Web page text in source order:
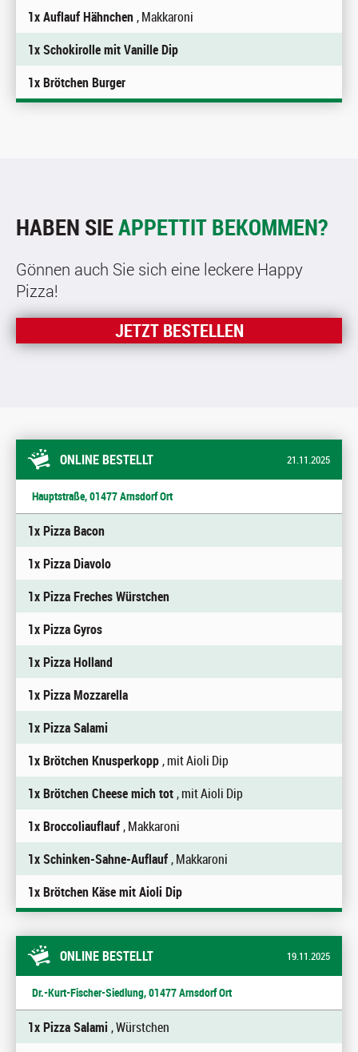
1x Auflauf Hähnchen, Makkaroni
1x Schokirolle mit Vanille Dip
1x Brötchen Burger
HABEN SIEAPPETTIT BEKOMMEN?
Gönnen auch Sie sich eine leckere Happy
Pizza!
JETZT BESTELLEN
ONLINE BESTELLT 21.11.2025
Hauptstraße, 01477 Arnsdorf Ort
1x Pizza Bacon
1x Pizza Diavolo
1x Pizza Freches Würstchen
1x Pizza Gyros
1x Pizza Holland
1x Pizza Mozzarella
1x Pizza Salami
1x Brötchen Knusperkopp, mit Aioli Dip
1x Brötchen Cheese mich tot, mit Aioli Dip
1x Broccoliauflauf, Makkaroni
1x Schinken-Sahne-Auflauf, Makkaroni
1x Brötchen Käse mit Aioli Dip
ONLINE BESTELLT 19.11.2025
Dr.-Kurt-Fischer-Siedlung, 01477 Arnsdorf Ort
1x Pizza Salami , Würstchen